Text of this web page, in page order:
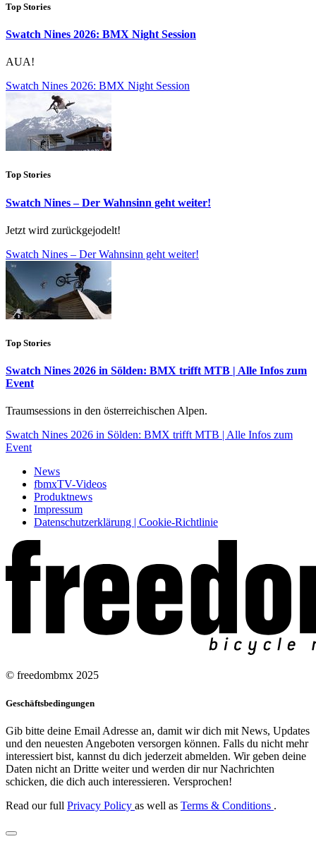
Top Stories
Swatch Nines 2026: BMX Night Session
AUA!
Swatch Nines 2026: BMX Night Session
Top Stories
Swatch Nines – Der Wahnsinn geht weiter!
Jetzt wird zurückgejodelt!
Swatch Nines – Der Wahnsinn geht weiter!
Top Stories
Swatch Nines 2026 in Sölden: BMX trifft MTB | Alle Infos zum
Event
Traumsessions in den österreichischen Alpen.
Swatch Nines 2026 in Sölden: BMX trifft MTB | Alle Infos zum
Event
News
fbmxTV-Videos
Produktnews
Impressum
Datenschutzerklärung | Cookie-Richtlinie
© freedombmx 2025
Geschäftsbedingungen
Gib bitte deine Email Adresse an, damit wir dich mit News, Updates
und den neuesten Angeboten versorgen können. Falls du nicht mehr
interessiert bist, kannst du dich jederzeit abmelden. Wir geben deine
Daten nicht an Dritte weiter und werden dir nur Nachrichten
schicken, die dich auch interessieren. Versprochen!
Read our full Privacy Policy as well as Terms & Conditions .